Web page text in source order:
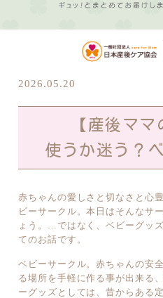
2026.05.20
【産後ママ
使うか迷う？
赤ちゃんの愛しさと切なさと心
ビーサークル。本日はそんなサ
ょう。…ではなく、ベビーグッ
てのお話です。
ベビーサークル。赤ちゃんの安
る場所を手軽に作る事が出来る
ーグッズとしては、昔からある